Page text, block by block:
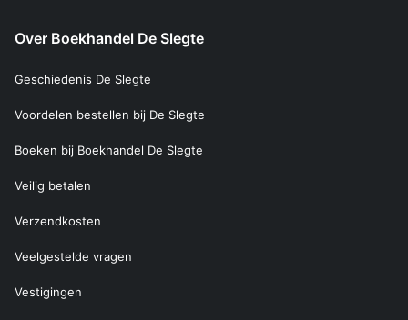
Over Boekhandel De Slegte
Geschiedenis De Slegte
Voordelen bestellen bij De Slegte
Boeken bij Boekhandel De Slegte
Veilig betalen
Verzendkosten
Veelgestelde vragen
Vestigingen